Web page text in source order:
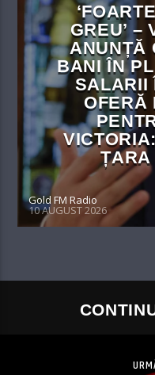
GREU’ –
ANUNȚĂ
BANI ÎN
SALARII
OFERĂ
ȚARA
Gold FM Radio
10 AUGUST 2026